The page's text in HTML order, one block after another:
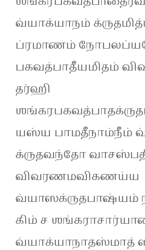
வ்யாக்யாநம்
ப்ரமாணம்
பகவத்பாதீயமிதம்
தர்ஹி
யஸ்ய பாமதீநாம்நீம்
க்ருதவந்தோ
விவரணமவிகணய்ய
வ்யாஸக்ருதபாஷ்யம்
கிம் ச
வ்யாக்யாநாதஸ்மாத்